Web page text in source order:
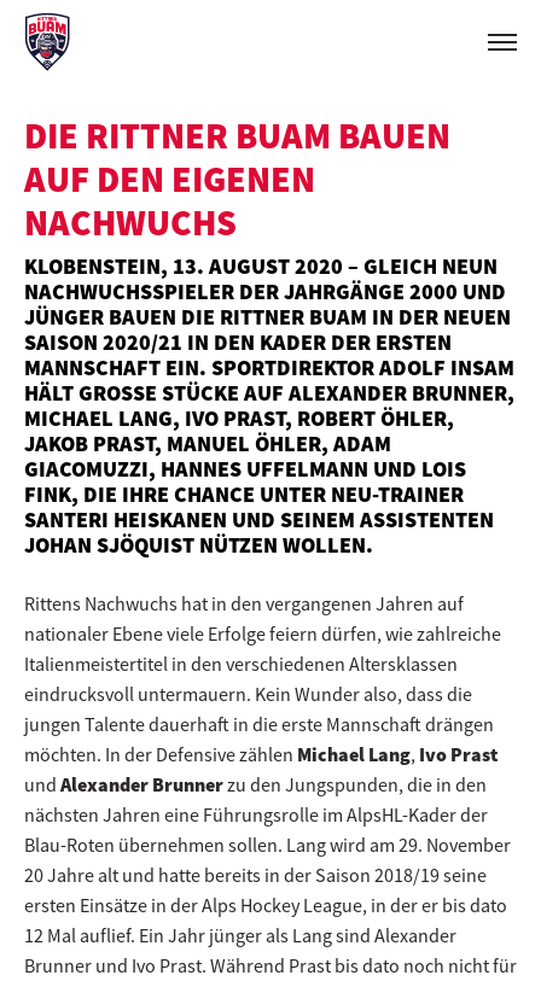
DIE RITTNER BUAM BAUEN
AUF DEN EIGENEN
NACHWUCHS
KLOBENSTEIN, 13. AUGUST 2020 – GLEICH NEUN
NACHWUCHSSPIELER DER JAHRGÄNGE 2000 UND
JÜNGER BAUEN DIE RITTNER BUAM IN DER NEUEN
SAISON 2020/21 IN DEN KADER DER ERSTEN
MANNSCHAFT EIN. SPORTDIREKTOR ADOLF INSAM
HÄLT GROSSE STÜCKE AUF ALEXANDER BRUNNER, M
ICHAEL LANG, IVO PRAST, ROBERT ÖHLER, J
AKOB PRAST, MANUEL ÖHLER, ADAM G
IACOMUZZI, HANNES UFFELMANN UND LOIS F
INK, DIE IHRE CHANCE UNTER NEU-TRAINER S
ANTERI HEISKANEN UND SEINEM ASSISTENTEN J
OHAN SJÖQUIST NÜTZEN WOLLEN.
Rittens Nachwuchs hat in den vergangenen Jahren auf
nationaler Ebene viele Erfolge feiern dürfen, wie zahlreiche
Italienmeistertitel in den verschiedenen Altersklassen
eindrucksvoll untermauern. Kein Wunder also, dass die
jungen Talente dauerhaft in die erste Mannschaft drängen
möchten. In der Defensive zählen Michael Lang, Ivo Prast
und Alexander Brunner zu den Jungspunden, die in den
nächsten Jahren eine Führungsrolle im AlpsHL-Kader der
Blau-Roten übernehmen sollen. Lang wird am 29. November
20 Jahre alt und hatte bereits in der Saison 2018/19 seine
ersten Einsätze in der Alps Hockey League, in der er bis dato
12 Mal auflief. Ein Jahr jünger als Lang sind Alexander
Brunner und Ivo Prast. Während Prast bis dato noch nicht für